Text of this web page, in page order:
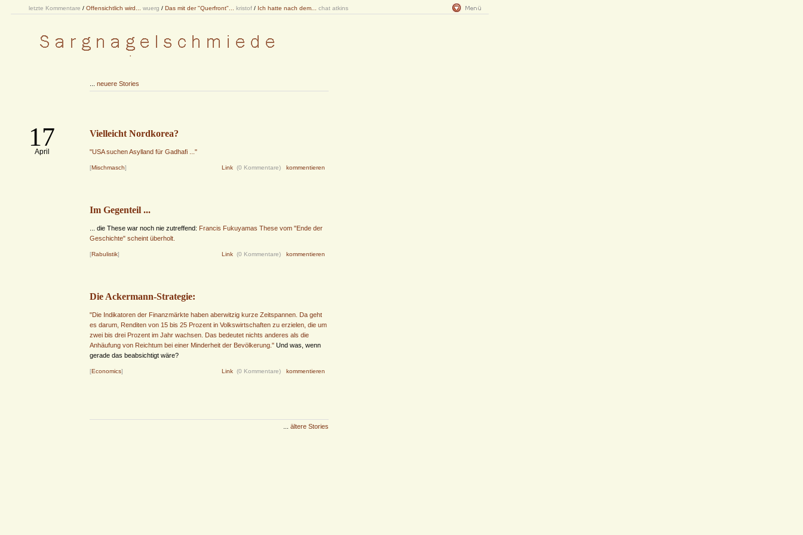
letzte Kommentare / Offensichtlich wird... wuerg / Das mit der "Querfront"... kristof / Ich hatte nach dem... chat atkins
neuere Stories
17
April
Vielleicht Nordkorea?
"USA suchen Asylland für Gadhafi ..."
[Mischmasch] Link (0 Kommentare) kommentieren
Im Gegenteil ...
... die These war noch nie zutreffend: Francis Fukuyamas These vom "Ende der
Geschichte" scheint überholt.
[Rabulistik] Link (0 Kommentare) kommentieren
Die Ackermann-Strategie:
"Die Indikatoren der Finanzmärkte haben aberwitzig kurze Zeitspannen. Da geht
es darum, Renditen von 15 bis 25 Prozent in Volkswirtschaften zu erzielen, die um
zwei bis drei Prozent im Jahr wachsen. Das bedeutet nichts anderes als die
Anhäufung von Reichtum bei einer Minderheit der Bevölkerung." Und was, wenn
gerade das beabsichtigt wäre?
[Economics] Link (0 Kommentare) kommentieren
ältere Stories